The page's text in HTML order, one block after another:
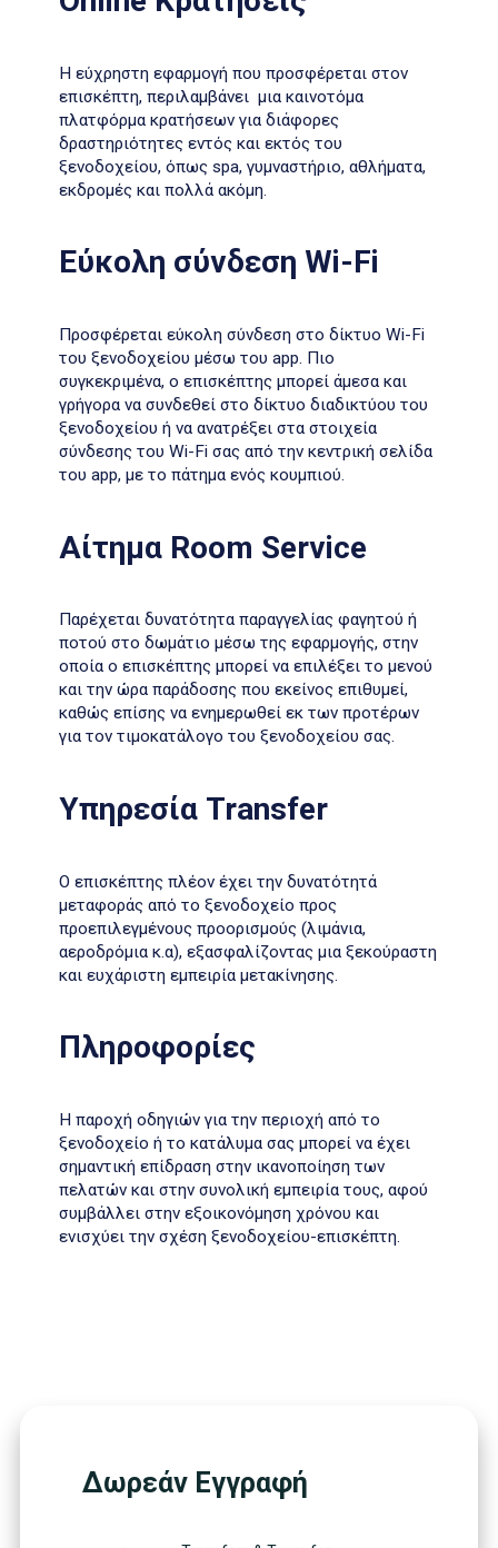
Η εύχρηστη εφαρμογή που προσφέρεται στον
επισκέπτη, περιλαμβάνει μια καινοτόμα
πλατφόρμα κρατήσεων για διάφορες
δραστηριότητες εντός και εκτός του
ξενοδοχείου, όπως spa, γυμναστήριο, αθλήματα,
εκδρομές και πολλά ακόμη.
Εύκολη σύνδεση Wi-Fi
Προσφέρεται εύκολη σύνδεση στο δίκτυο Wi-Fi
του ξενοδοχείου μέσω του app. Πιο
συγκεκριμένα, ο επισκέπτης μπορεί άμεσα και
γρήγορα να συνδεθεί στο δίκτυο διαδικτύου του
ξενοδοχείου ή να ανατρέξει στα στοιχεία
σύνδεσης του Wi-Fi σας από την κεντρική σελίδα
του app, με το πάτημα ενός κουμπιού.
Αίτημα Room Service
Παρέχεται δυνατότητα παραγγελίας φαγητού ή
ποτού στο δωμάτιο μέσω της εφαρμογής, στην
οποία ο επισκέπτης μπορεί να επιλέξει το μενού
και την ώρα παράδοσης που εκείνος επιθυμεί,
καθώς επίσης να ενημερωθεί εκ των προτέρων
για τον τιμοκατάλογο του ξενοδοχείου σας.
Υπηρεσία Transfer
Ο επισκέπτης πλέον έχει την δυνατότητά
μεταφοράς από το ξενοδοχείο προς
προεπιλεγμένους προορισμούς (λιμάνια,
αεροδρόμια κ.α), εξασφαλίζοντας μια ξεκούραστη
και ευχάριστη εμπειρία μετακίνησης.
Πληροφορίες
Η παροχή οδηγιών για την περιοχή από το
ξενοδοχείο ή το κατάλυμα σας μπορεί να έχει
σημαντική επίδραση στην ικανοποίηση των
πελατών και στην συνολική εμπειρία τους, αφού
συμβάλλει στην εξοικονόμηση χρόνου και
ενισχύει την σχέση ξενοδοχείου-επισκέπτη.
Δωρεάν Εγγραφή